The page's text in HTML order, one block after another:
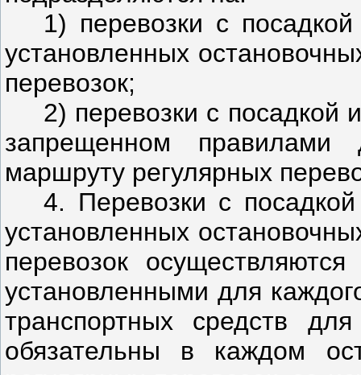
1) перевозки с
установленных
перевозок;
2) перевозки с
запрещенном
маршруту регулярных
4. Перевозки с
установленных
перевозок
установленными для
транспортных средств
обязательны в каждом